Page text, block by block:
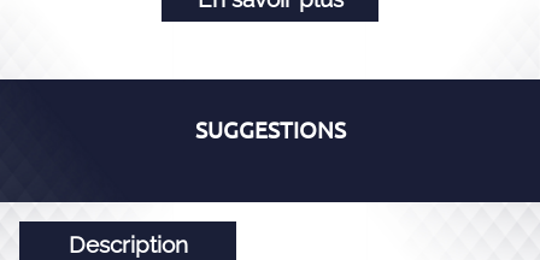
SUGGESTIONS
Description